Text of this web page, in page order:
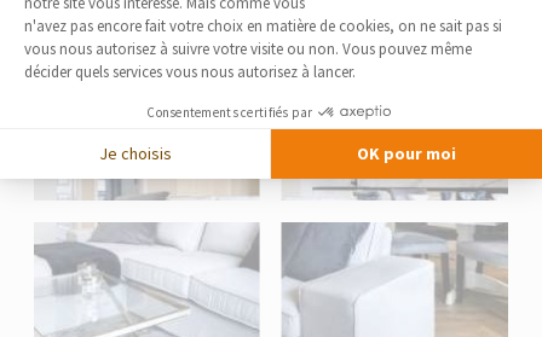
n'avez pas encore fait votre choix en matière de cookies, on ne sait pas si
vous nous autorisez à suivre votre visite ou non. Vous pouvez même
décider quels services vous nous autorisez à lancer.
Consentements certifiés par
Je choisis OK pour moi
Axeptio consent